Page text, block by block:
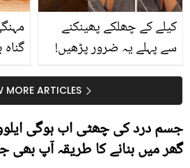
کیوں
کیلے کے چھلکے پھینکنے
سے پہلے یہ ضرور پڑھیں!
سستا اور قدرتی حلMORE ARTICLES
جسم درد کی چھٹی اب ہوگی
گھر میں بنانے کا طریقہ آپ بھی